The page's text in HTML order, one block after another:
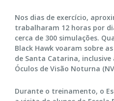
Nos dias de exercício,
trabalharam 12 horas por
cerca de 300 simulações.
Black Hawk voaram sobre
de Santa Catarina,
Óculos de Visão Noturna
Durante o treinamento, o